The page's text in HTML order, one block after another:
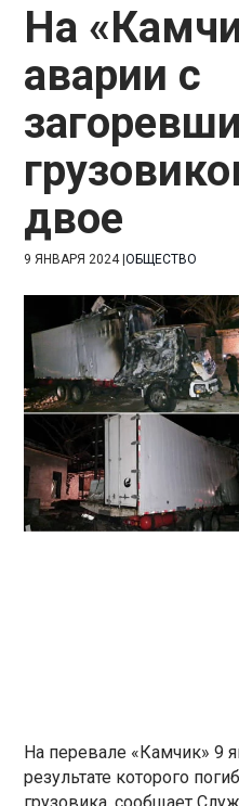
На
аварии с
двое
9 ЯНВАРЯ 2024|ОБЩЕСТВО
На перевале «Камчик» 9
результате которого